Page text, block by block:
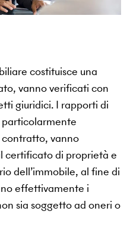
costituisce una
vanno verificati con
giuridici. I rapporti di
vanno
certificato di proprietà e
dell’immobile, al fine di
effettivamente i
sia soggetto ad oneri o